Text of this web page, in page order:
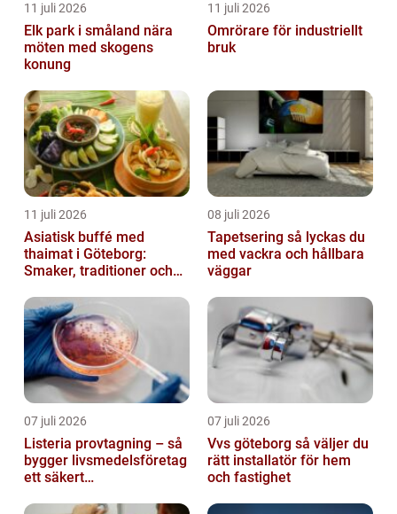
11 juli 2026
Elk park i småland nära
möten med skogens
konung
11 juli 2026
Omrörare för industriellt
bruk
11 juli 2026
Asiatisk buffé med
thaimat i Göteborg:
Smaker, traditioner och
08 juli 2026
Tapetsering så lyckas du
med vackra och hållbara
väggar
07 juli 2026
Listeria provtagning – så
bygger livsmedelsföretag
ett säkert
07 juli 2026
Vvs göteborg så väljer du
rätt installatör för hem
och fastighet